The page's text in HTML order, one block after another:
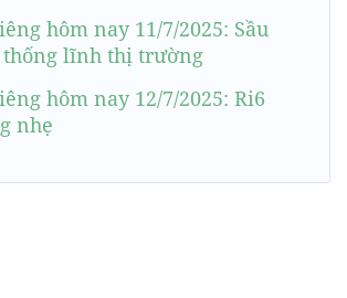
hôm nay 11/7/2025: Sầu
thống lĩnh thị trường
hôm nay 12/7/2025: Ri6
nhẹ